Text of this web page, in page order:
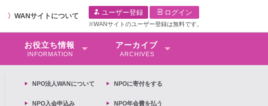
〉 WANサイトについて ユーザー登録 ログイン
※WANサイトのユーザー登録は無料です。
お役⽴ち情報
INFORMATION
アーカイブ
ARCHIVES
NPO法⼈WANについて NPOに寄付をする
NPO入会申込み NPO年会費を払う